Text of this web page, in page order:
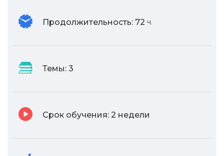
Продолжительность: 72 ч.
Темы: 3
Срок обучения: 2 недели